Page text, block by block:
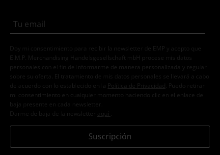
Doy mi consentimiento para recibir la newsletter de EMP y acepto que
E.M.P. Merchandising Handelsgesellschaft mbH procese mis datos
personales con el fin de informarme de manera personalizada y regular
sobre su oferta. El tratamiento de mis datos personales se llevará a cabo
de acuerdo con lo establecido en la
Política de Privacidad . Puedo retirar
mi consentimiento en cualquier momento haciendo clic en el enlace de
baja presente en cada newsletter.
Darme de baja de la newsletter
aquí
Suscripción